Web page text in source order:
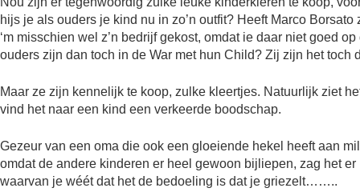
hijs je als ouders je kind nu in zo’n outfit? Heeft Marco
‘m misschien wel z’n bedrijf gekost, omdat ie daar niet goed
ouders zijn dan toch in de War met hun Child? Zij zijn het toch
Maar ze zijn kennelijk te koop, zulke kleertjes. Natuurlijk ziet
vind het naar een kind een verkeerde boodschap.
Gezeur van een oma die ook een gloeiende hekel heeft aan
omdat de andere kinderen er heel gewoon bijliepen, zag het
waarvan je wéét dat het de bedoeling is dat je griezelt……..